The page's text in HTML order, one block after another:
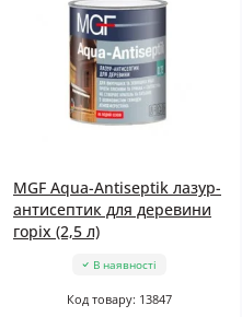
MGF Aqua-Antiseptik лазур-
антисептик для деревини
горіх (2,5 л)
В наявності
Код товару: 13847